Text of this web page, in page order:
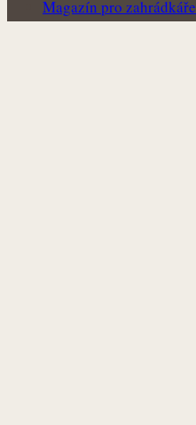
Magazín pro zahrádkáře